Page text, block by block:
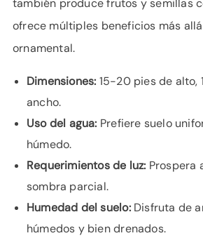
también produce frutos y semillas
ofrece múltiples beneficios más
ornamental.
Dimensiones: 15-20 pies de alto,
ancho.
Uso del agua: Prefiere suelo
húmedo.
Requerimientos de luz: Prospera
sombra parcial.
Humedad del suelo:Disfruta de
húmedos y bien drenados.